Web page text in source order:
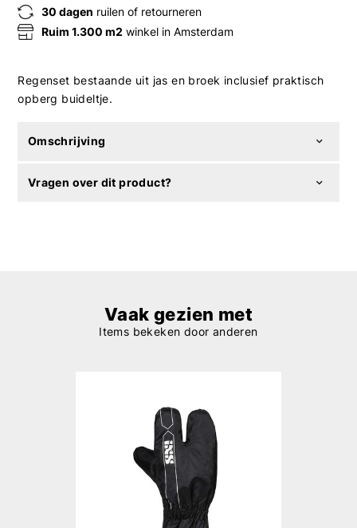
30 dagen ruilen of retourneren
Ruim 1.300 m2 winkel in Amsterdam
Regenset bestaande uit jas en broek inclusief praktisch
opberg buideltje.
Omschrijving
Vragen over dit product?
Vaak gezien met
Items bekeken door anderen